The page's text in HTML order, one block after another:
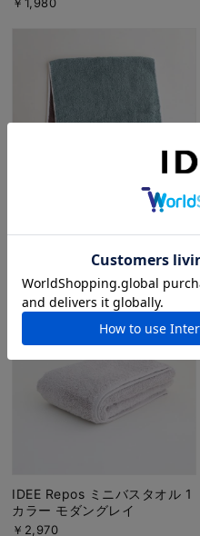
IDEE Repos ミニバスタオル 1
カラー モダングレイ
￥2,970